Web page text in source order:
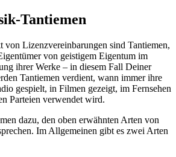
Tantiemen
von Lizenzvereinbarungen sind Tantiemen,
von geistigem Eigentum im
ihrer Werke – in diesem Fall Deiner
Tantiemen verdient, wann immer ihre
gespielt, in Filmen gezeigt, im Fernsehen
Parteien verwendet wird.
dazu, den oben erwähnten Arten von
Im Allgemeinen gibt es zwei Arten